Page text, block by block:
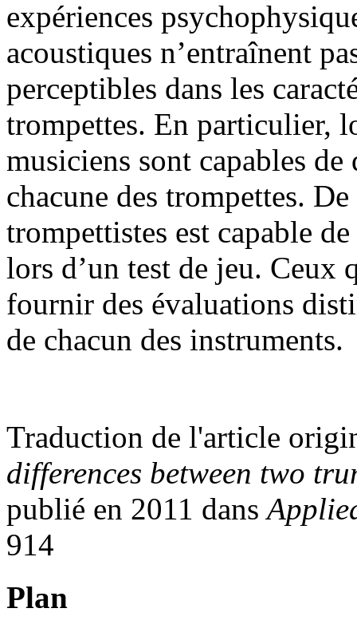
expériences
acoustiques n’entraînent
perceptibles dans les
trompettes. En particulier,
musiciens sont capables
chacune des trompettes.
trompettistes est capable
lors d’un test de jeu. Ceux
fournir des évaluations
de chacun des instruments.
Traduction de l'article
differences between two
publié en 2011 dans
914
Plan